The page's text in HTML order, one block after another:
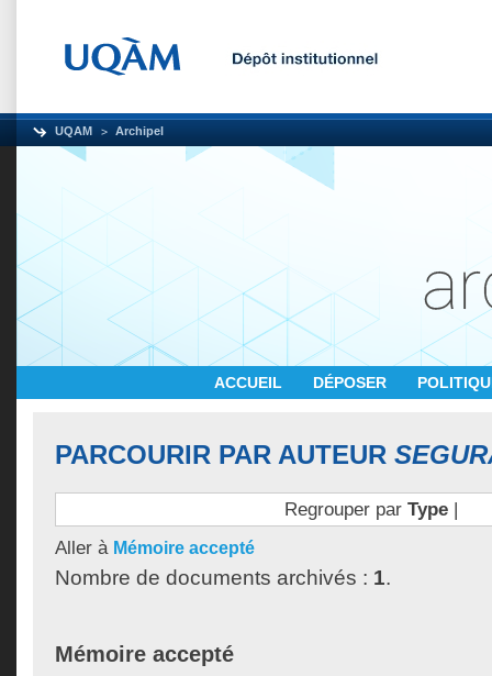
UQAM Archipel
ACCUEIL DÉPOSER
PARCOURIR PAR AUTEUR
Regrouper par Type|
Aller à Mémoire accepté
Nombre de documents archivés : 1.
Mémoire accepté